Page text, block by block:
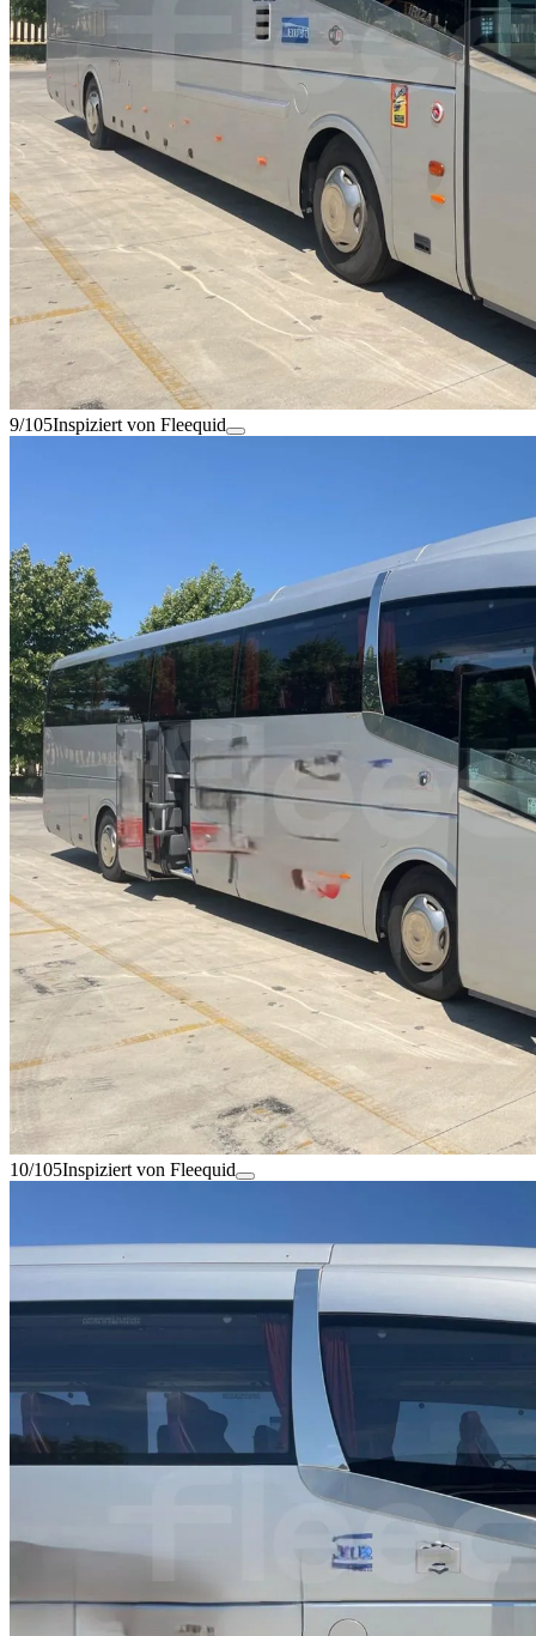
9/105Inspiziert von Fleequid
10/105Inspiziert von Fleequid